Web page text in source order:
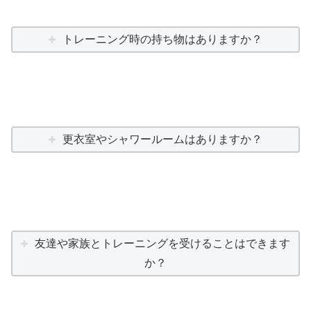
トレーニング時の持ち物はありますか？
更衣室やシャワールームはありますか？
友達や家族とトレーニングを受けることはできます
か？